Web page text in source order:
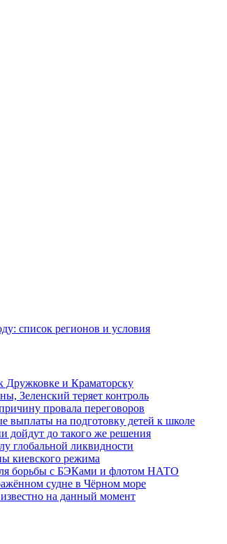
список регионов и условия
Дружковке и Краматорску
Зеленский теряет контроль
провала переговоров
выплаты на подготовку детей к школе
дойдут до такого же решения
глобальной ликвидности
киевского режима
борьбы с БЭКами и флотом НАТО
судне в Чёрном море
на данный момент